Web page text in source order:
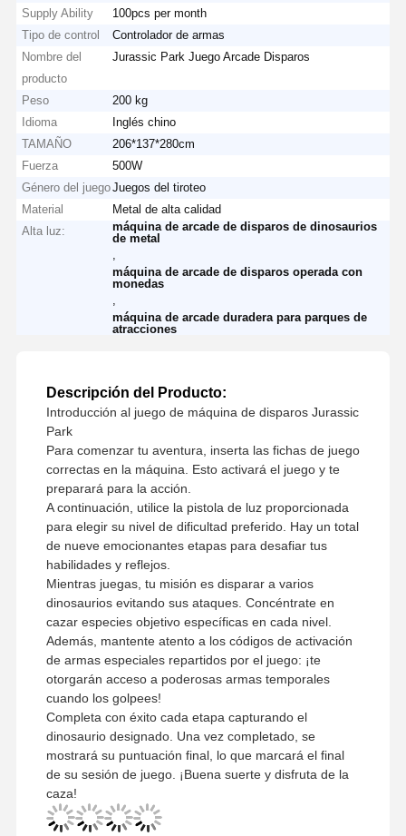
Supply Ability
100pcs per month
Tipo de control
Controlador de armas
Nombre del
producto
Jurassic Park Juego Arcade Disparos
Peso
200 kg
Idioma
Inglés chino
TAMAÑO
206*137*280cm
Fuerza
500W
Género del juegoJuegos del tiroteo
Material
Metal de alta calidad
Alta luz:
máquina de arcade de disparos de dinosaurios
de metal
máquina de arcade de disparos operada con
monedas
máquina de arcade duradera para parques de
atracciones
Descripción del Producto:
Introducción al juego de máquina de disparos Jurassic
Park
Para comenzar tu aventura, inserta las fichas de juego
correctas en la máquina. Esto activará el juego y te
preparará para la acción.
A continuación, utilice la pistola de luz proporcionada
para elegir su nivel de dificultad preferido. Hay un total
de nueve emocionantes etapas para desafiar tus
habilidades y reflejos.
Mientras juegas, tu misión es disparar a varios
dinosaurios evitando sus ataques. Concéntrate en
cazar especies objetivo específicas en cada nivel.
Además, mantente atento a los códigos de activación
de armas especiales repartidos por el juego: ¡te
otorgarán acceso a poderosas armas temporales
cuando los golpees!
Completa con éxito cada etapa capturando el
dinosaurio designado. Una vez completado, se
mostrará su puntuación final, lo que marcará el final
de su sesión de juego. ¡Buena suerte y disfruta de la
caza!